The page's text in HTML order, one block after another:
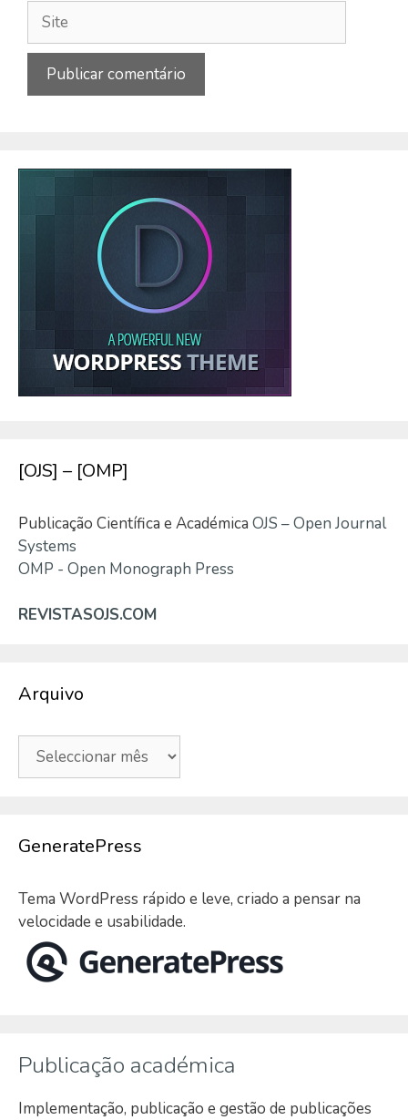
Site
[OJS] – [OMP]
Publicação Científica e Académica OJS – Open Journal
Systems
OMP - Open Monograph Press
REVISTASOJS.COM
Arquivo
Arquivo
GeneratePress
Tema WordPress rápido e leve, criado a pensar na
velocidade e usabilidade.
Publicação académica
Implementação, publicação e gestão de publicações